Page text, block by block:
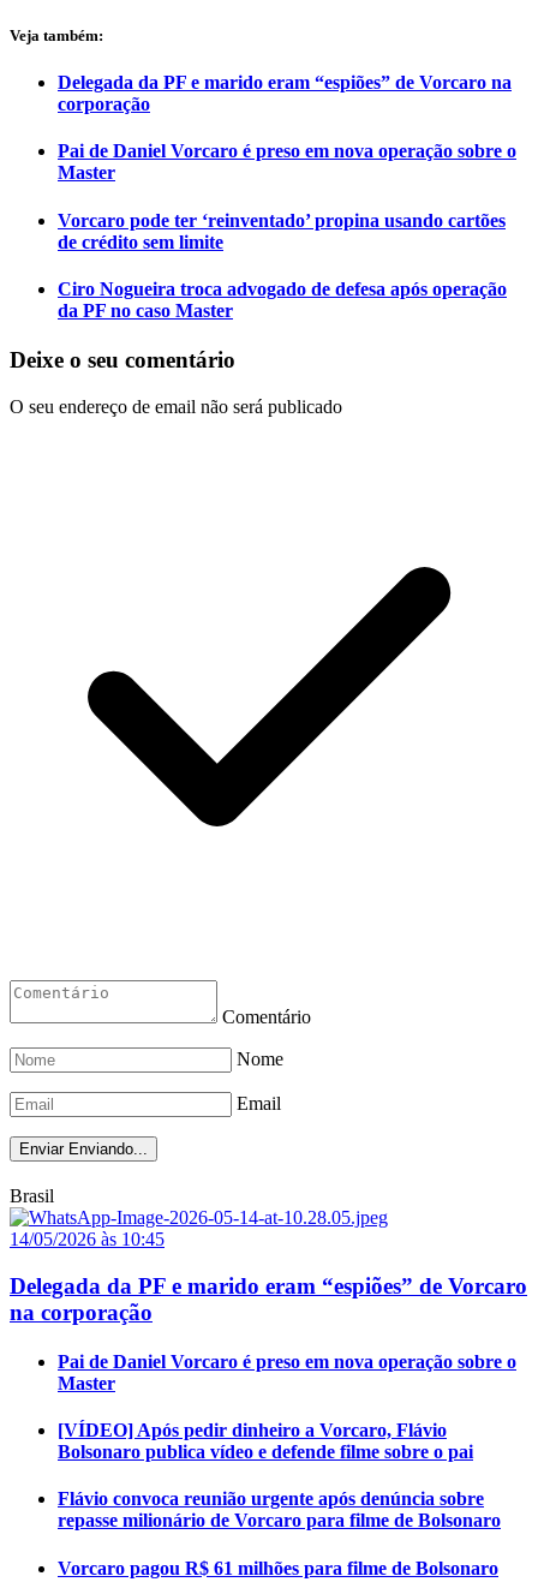
Veja também:
Delegada da PF e marido eram “espiões” de Vorcaro na
corporação
Pai de Daniel Vorcaro é preso em nova operação sobre o
Master
Vorcaro pode ter ‘reinventado’ propina usando cartões
de crédito sem limite
Ciro Nogueira troca advogado de defesa após operação
da PF no caso Master
Deixe o seu comentário
O seu endereço de email não será publicado
Comentário
Nome
Email
Enviar Enviando...
Brasil
14/05/2026 às 10:45
Delegada da PF e marido eram “espiões” de Vorcaro
na corporação
Pai de Daniel Vorcaro é preso em nova operação sobre o
Master
[VÍDEO] Após pedir dinheiro a Vorcaro, Flávio
Bolsonaro publica vídeo e defende filme sobre o pai
Flávio convoca reunião urgente após denúncia sobre
repasse milionário de Vorcaro para filme de Bolsonaro
Vorcaro pagou R$ 61 milhões para filme de Bolsonaro